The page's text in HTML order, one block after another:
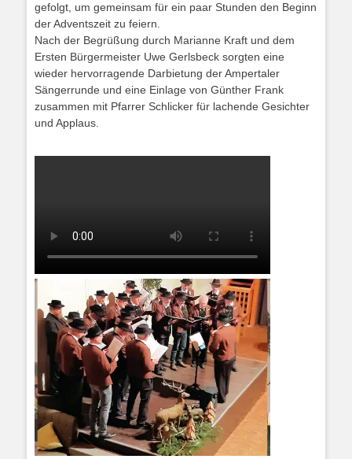
gefolgt, um gemeinsam für ein paar Stunden den Beginn
der Adventszeit zu feiern.
Nach der Begrüßung durch Marianne Kraft und dem
Ersten Bürgermeister Uwe Gerlsbeck sorgten eine
wieder hervorragende Darbietung der Ampertaler
Sängerrunde und eine Einlage von Günther Frank
zusammen mit Pfarrer Schlicker für lachende Gesichter
und Applaus.